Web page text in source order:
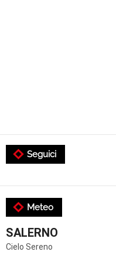
Seguici
Meteo
SALERNO
Cielo Sereno